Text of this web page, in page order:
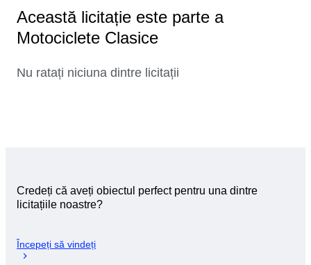
Această licitație este parte a
Motociclete Clasice
Nu ratați niciuna dintre licitații
Credeți că aveți obiectul perfect pentru una dintre
licitațiile noastre?
Începeți să vindeți